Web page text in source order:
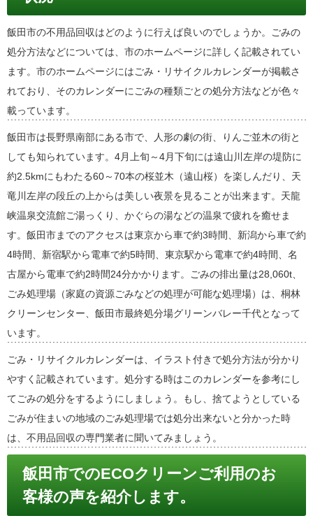
飯田市の不用品回収はどのように行えば良いのでしょうか。ごみの
処分方法などについては、市のホームページに詳しく記載されてい
ます。市のホームページにはごみ・リサイクルカレンダーが掲載さ
れており、そのカレンダーにごみの種類ごとの処分方法などが色々
載っています。
飯田市は長野県南部にある市で、人形の劇の街、りんご並木の街と
しても知られています。4月上旬～4月下旬には遠山川左岸の堤防に
約2.5kmにもわたる60～70本の桜並木（遠山桜）を楽しんだり、天
竜川左岸の段丘の上からは美しい夜景を見ることが出来ます。天龍
峡温泉交流館ご湯っくり、かぐらの湯などの温泉で疲れを癒せま
す。飯田市までのアクセスは東京から車で約3時間、新潟から車で約
4時間、新宿駅から電車で約5時間、東京駅から電車で約4時間、名
古屋から電車で約2時間24分かかります。ごみの排出量は28,060t、
ごみ処理場（家庭の資源ごみなどの処理が可能な処理場）は、桐林
クリーンセンター、飯田市最終処分場グリーンバレー千代となって
います。
ごみ・リサイクルカレンダーは、イラスト付きで処分方法が分かり
やすく記載されています。処分する時はこのカレンダーを参考にし
てごみの処分をするようにしましょう。もし、捨てようとしている
ごみが住まいの地域のごみ処理場では処分出来ないと分かった時
は、不用品回収の専門業者に聞いてみましょう。
飯田市でのECOクリーンご利用のお
客様の声を紹介します。